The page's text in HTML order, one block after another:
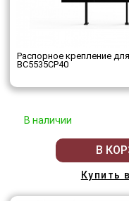
Распорное крепление
ВС5535СР40
В наличии
В
Купить